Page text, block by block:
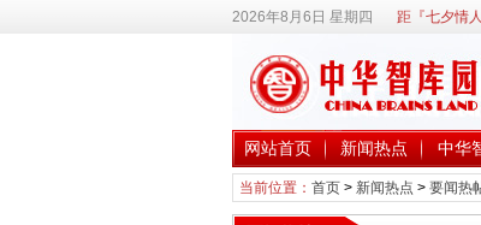
2026年8月6日 星期四 距『七夕情
网站首页 新闻热点 中华
当前位置： 首页> 新闻热点 > 要闻热